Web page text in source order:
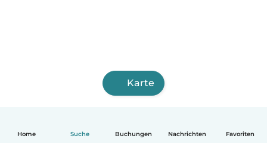
Home Suche Buchungen Nachrichten Favoriten
Karte